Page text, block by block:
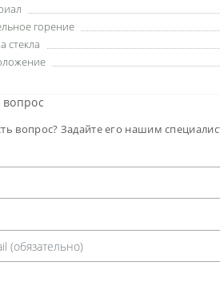
горение
стекла
вопрос
вопрос? Задайте его нашим